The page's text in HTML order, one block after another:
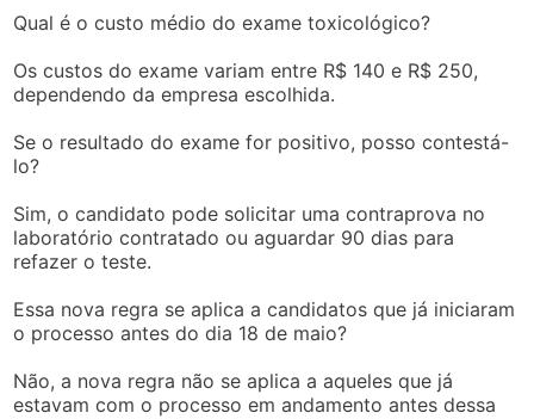
Qual é o custo médio do exame toxicológico?
Os custos do exame variam entre R$ 140 e R$ 250,
dependendo da empresa escolhida.
Se o resultado do exame for positivo, posso contestá-
lo?
Sim, o candidato pode solicitar uma contraprova no
laboratório contratado ou aguardar 90 dias para
refazer o teste.
Essa nova regra se aplica a candidatos que já iniciaram
o processo antes do dia 18 de maio?
Não, a nova regra não se aplica a aqueles que já
estavam com o processo em andamento antes dessa